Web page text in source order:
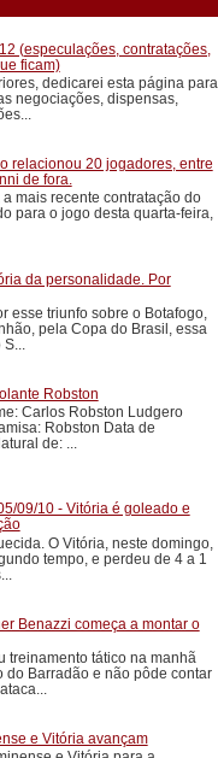
(especulações, contratações,
ficam)
dedicarei esta página para
negociações, dispensas,
relacionou 20 jogadores, entre
de fora.
mais recente contratação do
para o jogo desta quarta-feira,
da personalidade. Por
esse triunfo sobre o Botafogo,
pela Copa do Brasil, essa
Robston
Carlos Robston Ludgero
Robston Data de
de: ...
09/10 - Vitória é goleado e
O Vitória, neste domingo,
tempo, e perdeu de 4 a 1
Benazzi começa a montar o
treinamento tático na manhã
do Barradão e não pôde contar
e Vitória avançam